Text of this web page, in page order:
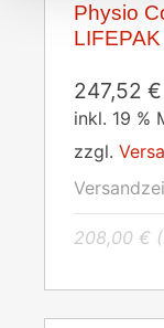
Physio
247,52 €
inkl. 19 %
zzgl.
208,00 €